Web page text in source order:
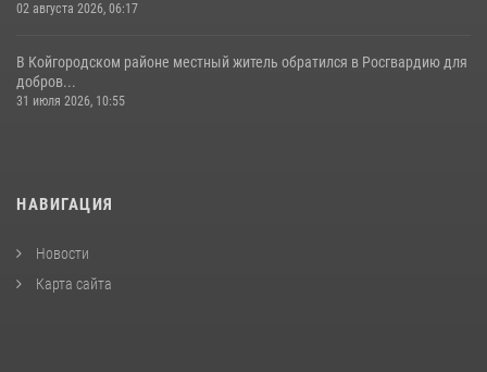
02 августа 2026, 06:17
В Койгородском районе местный житель обратился в Росгвардию для
добров...
31 июля 2026, 10:55
НАВИГАЦИЯ
Новости
Карта сайта